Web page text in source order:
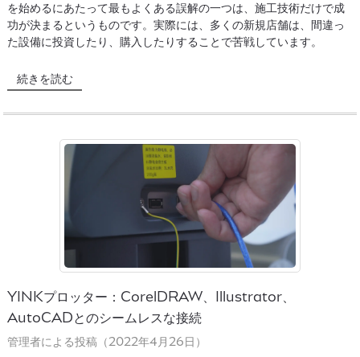
を始めるにあたって最もよくある誤解の一つは、施工技術だけで成
功が決まるというものです。実際には、多くの新規店舗は、間違っ
た設備に投資したり、購入したりすることで苦戦しています。
続きを読む
YINKプロッター：CorelDRAW、Illustrator、
AutoCADとのシームレスな接続
管理者による投稿（2022年4月26日）